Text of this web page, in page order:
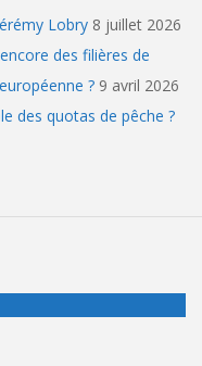
Lobry 8 juillet 2026
des filières de
? 9 avril 2026
des quotas de pêche ?